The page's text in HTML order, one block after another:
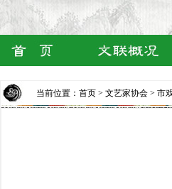
当前位置： 首页 > 文艺家协会 > 市